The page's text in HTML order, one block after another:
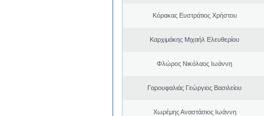
Κόρακας Ευστράτιος Χρήστου
Καρχιμάκης Μιχαήλ Ελευθερίου
Φλώρος Νικόλαος Ιωάννη
Γαρουφαλιάς Γεώργιος Βασιλείου
Χωρέμης Αναστάσιος Ιωάννη